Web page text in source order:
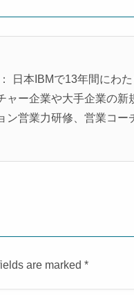
日本IBMで13年間にわ
ャー企業や大手企業の
ン営業力研修、営業コ
are marked *